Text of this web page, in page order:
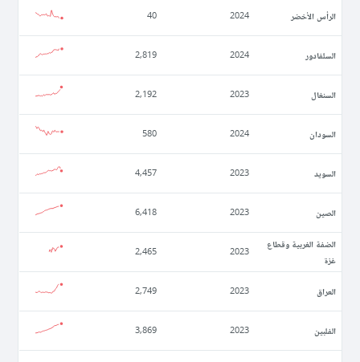
الرأس الأخضر 2024
40
السلفادور 2024
2,819
السنغال 2023
2,192
السودان 2024
580
السويد 2023
4,457
الصين 2023
6,418
الضفة الغربية وقطاع
غزة
2023
2,465
العراق 2023
2,749
الفلبين 2023
3,869